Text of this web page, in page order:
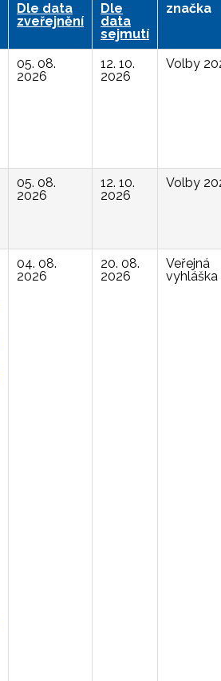
Dle data
zveřejnění
Dle
data
sejmutí
značka
05. 08.
2026
12. 10.
2026
Volby
05. 08.
2026
12. 10.
2026
Volby
04. 08.
2026
20. 08.
2026
Veřejná
vyhláška